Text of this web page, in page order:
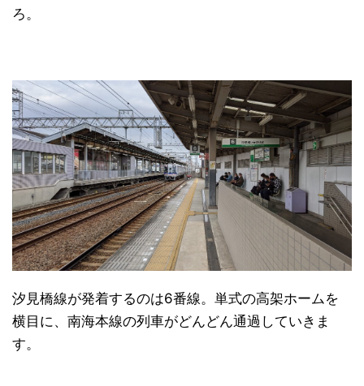
ろ。
汐見橋線が発着するのは6番線。単式の高架ホームを
横目に、南海本線の列車がどんどん通過していきま
す。